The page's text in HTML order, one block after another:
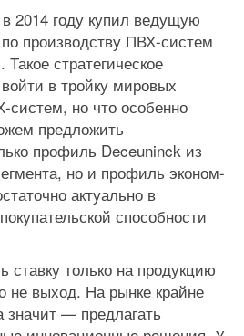
2014 году купил ведущую
производству ПВХ-систем
стратегическое
в тройку мировых
систем, но что особенно
предложить
профиль Deceuninck из
но и профиль эконом-
актуально в
способности
ставку только на продукцию
не выход. На рынке крайне
значит — предлагать